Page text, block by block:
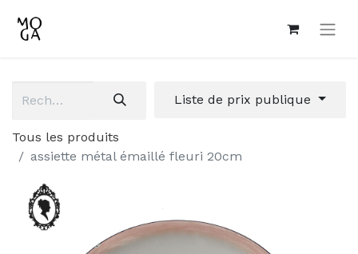
Liste de prix publique
Tous les produits
assiette métal émaillé fleuri 20cm